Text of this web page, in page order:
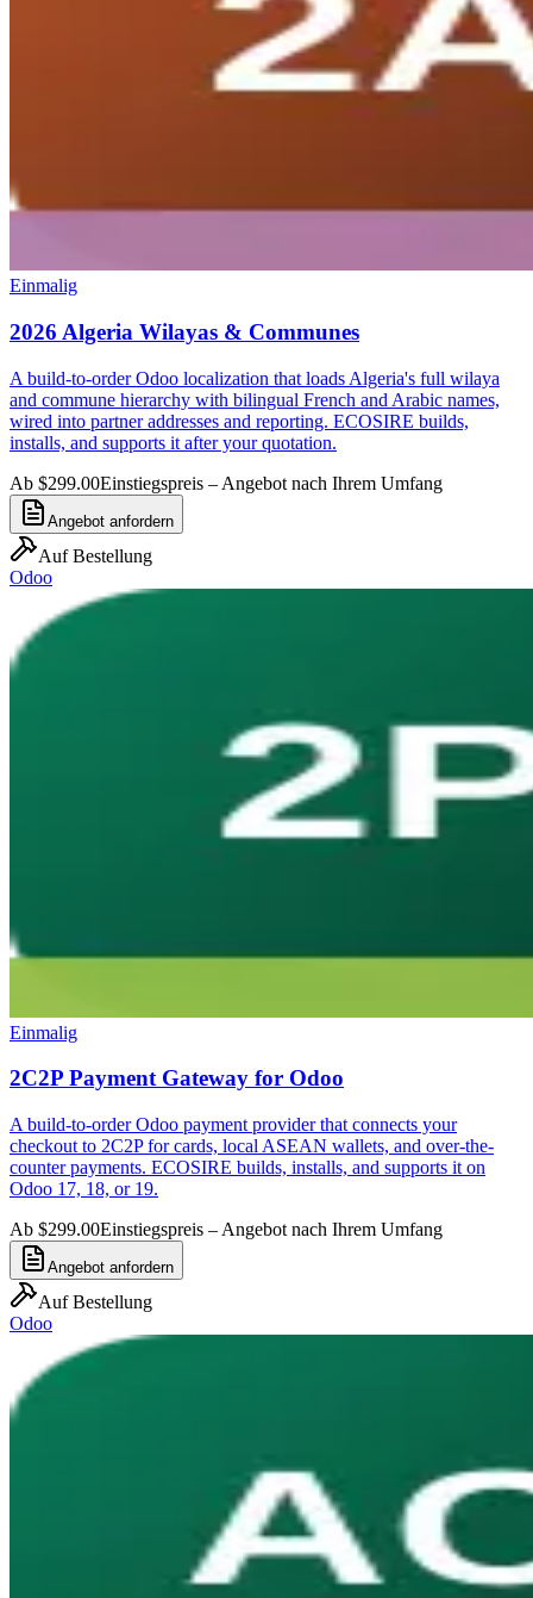
Einmalig
2026 Algeria Wilayas & Communes
A build-to-order Odoo localization that loads Algeria's full wilaya
and commune hierarchy with bilingual French and Arabic names,
wired into partner addresses and reporting. ECOSIRE builds,
installs, and supports it after your quotation.
Ab $299.00Einstiegspreis – Angebot nach Ihrem Umfang
Angebot anfordern
Auf Bestellung
Odoo
Einmalig
2C2P Payment Gateway for Odoo
A build-to-order Odoo payment provider that connects your
checkout to 2C2P for cards, local ASEAN wallets, and over-the-
counter payments. ECOSIRE builds, installs, and supports it on
Odoo 17, 18, or 19.
Ab $299.00Einstiegspreis – Angebot nach Ihrem Umfang
Angebot anfordern
Auf Bestellung
Odoo